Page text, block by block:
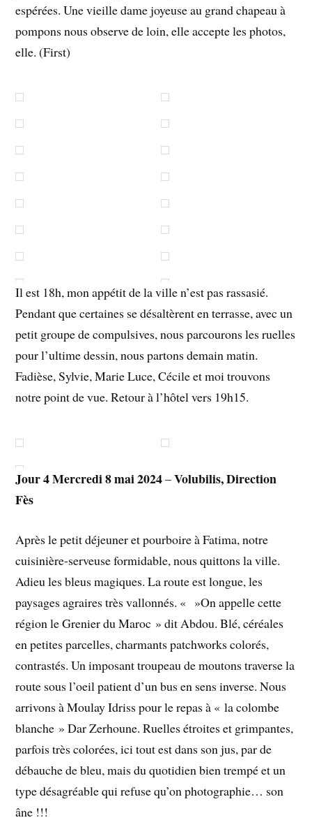
espérées. Une vieille dame joyeuse au grand chapeau à
pompons nous observe de loin, elle accepte les photos,
elle. (First)
Il est 18h, mon appétit de la ville n’est pas rassasié.
Pendant que certaines se désaltèrent en terrasse, avec un
petit groupe de compulsives, nous parcourons les ruelles
pour l’ultime dessin, nous partons demain matin.
Fadièse, Sylvie, Marie Luce, Cécile et moi trouvons
notre point de vue. Retour à l’hôtel vers 19h15.
Jour 4 Mercredi 8 mai 2024–Volubilis, Direction
Fès
Après le petit déjeuner et pourboire à Fatima, notre
cuisinière-serveuse formidable, nous quittons la ville.
Adieu les bleus magiques. La route est longue, les
paysages agraires très vallonnés. « »On appelle cette
région le Grenier du Maroc » dit Abdou. Blé, céréales
en petites parcelles, charmants patchworks colorés,
contrastés. Un imposant troupeau de moutons traverse la
route sous l’oeil patient d’un bus en sens inverse. Nous
arrivons à Moulay Idriss pour le repas à « la colombe
blanche » Dar Zerhoune. Ruelles étroites et grimpantes,
parfois très colorées, ici tout est dans son jus, par de
débauche de bleu, mais du quotidien bien trempé et un
type désagréable qui refuse qu’on photographie… son
âne !!!